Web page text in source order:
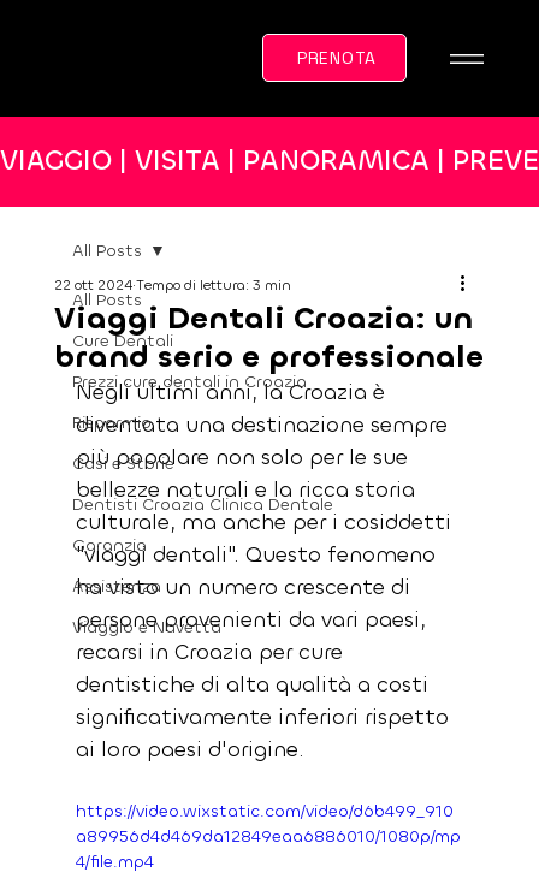
PRENOTA
VIAGGIO | VISITA | PANORAMICA |
All Posts
Cure Dentali
Prezzi cure dentali in Croazia
Risparmio
Casi e Storie
Dentisti Croazia Clinica Dentale
Garanzia
Assistenza
Viaggio e Navetta
All Posts
Viaggi Dentali Croazia: un
brand serio e professionale
22 ott 2024 Tempo di lettura: 3 min
Negli ultimi anni, la Croazia è
diventata una destinazione sempre
più popolare non solo per le sue
bellezze naturali e la ricca storia
culturale, ma anche per i cosiddetti
"viaggi dentali". Questo fenomeno
ha visto un numero crescente di
persone provenienti da vari paesi,
recarsi in Croazia per cure
dentistiche di alta qualità a costi
significativamente inferiori rispetto
ai loro paesi d'origine.
https://video.wixstatic.com/video/d6b499_910
a89956d4d469da12849eaa6886010/1080p/mp
4/file.mp4